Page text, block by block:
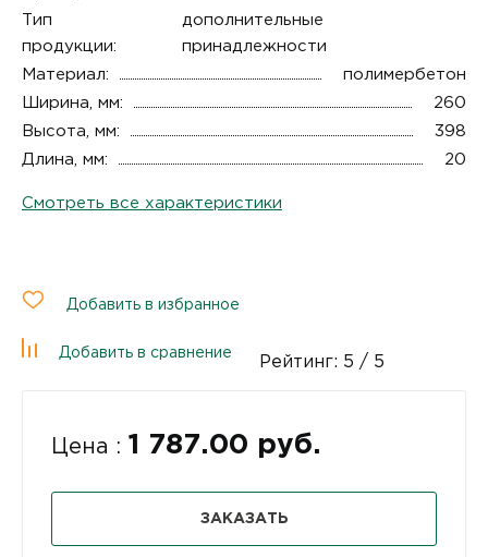
Тип
продукции:
дополнительные
принадлежности
Материал:
полимербетон
Ширина, мм:
260
Высота, мм:
398
Длина, мм:
20
Смотреть все характеристики
Добавить в избранное
Добавить в сравнение
Рейтинг: 5 / 5
Цена : 1 787.00 руб.
ЗАКАЗАТЬ